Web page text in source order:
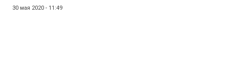
30 мая 2020 - 11:49